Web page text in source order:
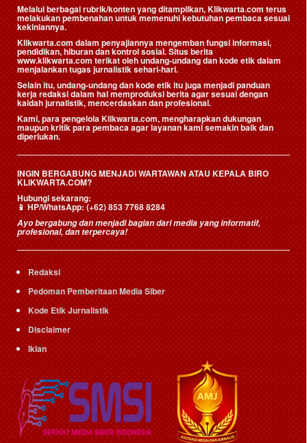
Melalui berbagai rubrik/konten yang ditampilkan, Klikwarta.com terus
melakukan pembenahan untuk memenuhi kebutuhan pembaca sesuai
kekiniannya.
Klikwarta.com dalam penyajiannya mengemban fungsi informasi,
pendidikan, hiburan dan kontrol sosial. Situs berita
www.klikwarta.com terikat oleh undang-undang dan kode etik dalam
menjalankan tugas jurnalistik sehari-hari.
Selain itu, undang-undang dan kode etik itu juga menjadi panduan
kerja redaksi dalam hal memproduksi berita agar sesuai dengan
kaidah jurnalistik, mencerdaskan dan profesional.
Kami, para pengelola Klikwarta.com, mengharapkan dukungan
maupun kritik para pembaca agar layanan kami semakin baik dan
diperlukan.
INGIN BERGABUNG MENJADI WARTAWAN ATAU KEPALA BIRO
KLIKWARTA.COM?
Hubungi sekarang:
📱HP/WhatsApp:(+62) 853 7768 8284
Ayo bergabung dan menjadi bagian dari media yang informatif,
profesional, dan terpercaya!
Redaksi
Pedoman Pemberitaan Media Siber
Kode Etik Jurnalistik
Disclaimer
Iklan